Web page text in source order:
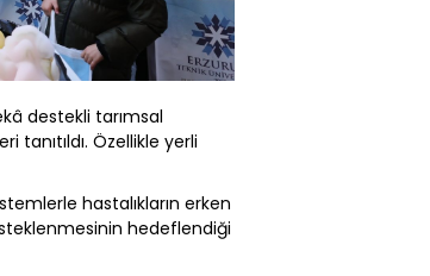
destekli tarımsal
tanıtıldı. Özellikle yerli
hastalıkların erken
hedeflendiği